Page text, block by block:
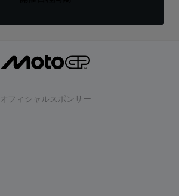
オフィシャルスポンサー